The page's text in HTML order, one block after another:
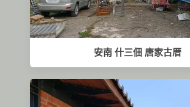
安南 什三佃 唐家古厝